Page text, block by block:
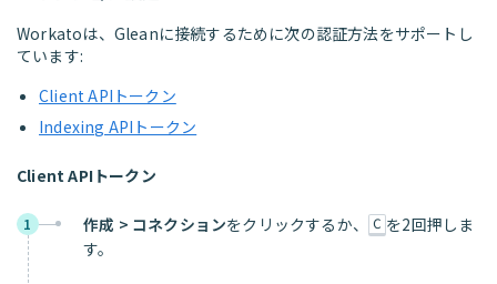
Workatoは、Gleanに接続するために次の認証方法をサポートし
ています:
Client APIトークン
Indexing APIトークン
Client APIトークン
1 作成 > コネクションをクリックするか、 C を2回押しま
す。